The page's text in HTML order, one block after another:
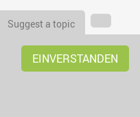
Suggest a topic
EINVERSTANDEN